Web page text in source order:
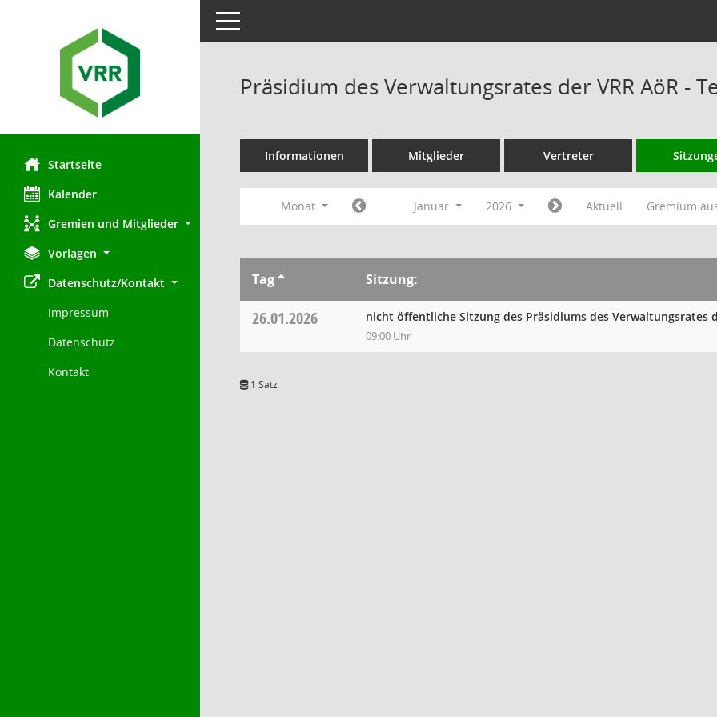
Startseite
Kalender
Gremien und Mitglieder
Vorlagen
Datenschutz/Kontakt
Impressum
Datenschutz
Kontakt
Toggle navigation
Präsidium des Verwaltungsrates der VRR AöR -
Informationen Mitglieder Vertreter
Monat Januar 2026 Aktuell Gremium
Tag Sitzung:
26.01.2026 nicht öffentliche Sitzung des Präsidiums des Verwaltungsrates
09:00 Uhr
1 Satz